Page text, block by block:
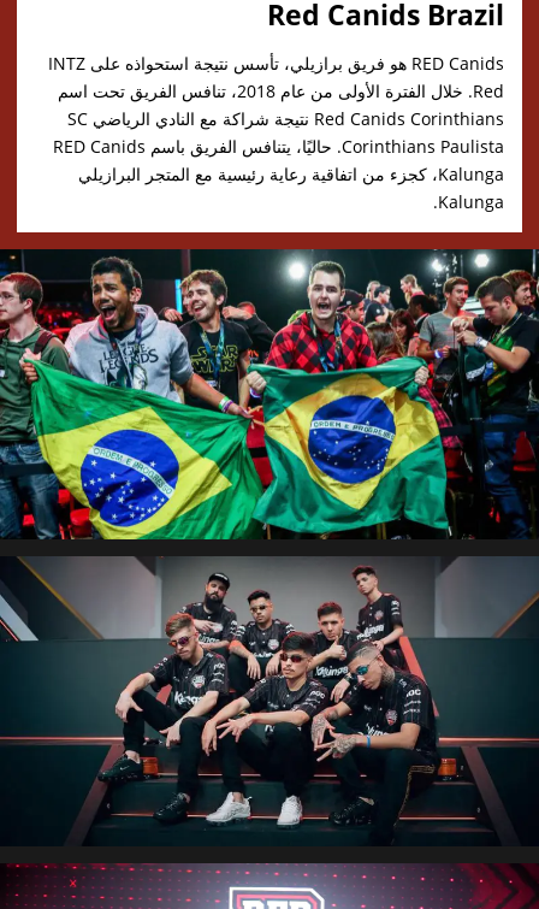
Red Canids Brazil
RED Canids هو فريق برازيلي، تأسس نتيجة استحواذه على INTZ
Red. خلال الفترة الأولى من عام 2018، تنافس الفريق تحت اسم
Red Canids Corinthians نتيجة شراكة مع النادي الرياضي SC
Corinthians Paulista. حاليًا، يتنافس الفريق باسم RED Canids
Kalunga، كجزء من اتفاقية رعاية رئيسية مع المتجر البرازيلي
Kalunga.